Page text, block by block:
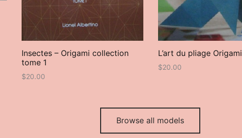
Insectes – Origami collection
tome 1
$20.00
L’art du pliage Origami
$20.00
Browse all models